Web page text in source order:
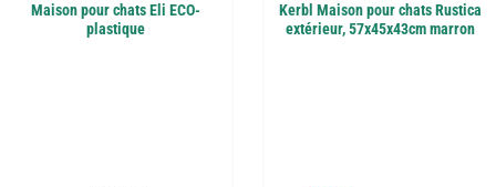
Maison pour chats Eli ECO-
plastique
Kerbl Maison pour chats Rustica
extérieur, 57x45x43cm marron